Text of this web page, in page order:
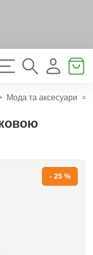
Мода та аксесуари >
- 25 %